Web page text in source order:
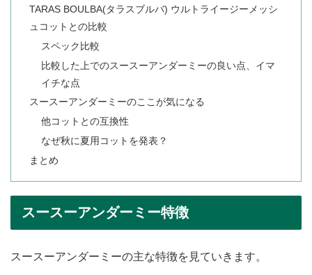
TARAS BOULBA(タラスブルバ) ウルトライージーメッシ
ュコットとの比較
スペック比較
比較した上でのスースーアンダーミーの良い点、イマ
イチな点
スースーアンダーミーのここが気になる
他コットとの互換性
なぜ秋に夏用コットを発表？
まとめ
スースーアンダーミー特徴
スースーアンダーミーの主な特徴を見ていきます。